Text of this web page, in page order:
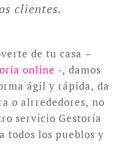
clientes.
de tu casa –
online -, damos
ágil y rápida, da
o alrrededores, no
servicio Gestoría
todos los pueblos y